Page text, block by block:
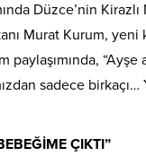
Düzce’nin
Murat Kurum,
paylaşımında,
sadece
ÇIKTI”